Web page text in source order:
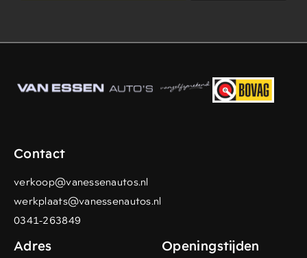
Contact
verkoop@vanessenautos.nl
werkplaats@vanessenautos.nl
0341-263849
Adres Openingstijden